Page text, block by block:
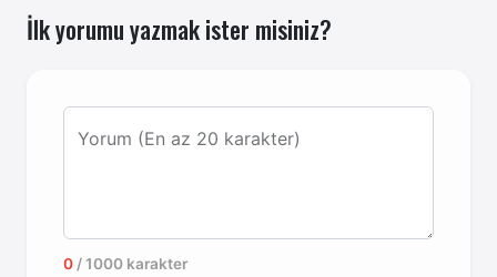
İlk yorumu yazmak ister misiniz?
Yorum (En az 20 karakter)
0/ 1000 karakter